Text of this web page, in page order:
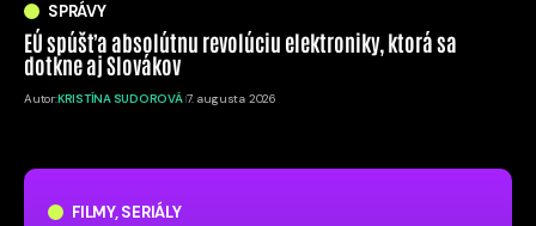
FILMY, SERIÁLY
SPRÁVY
EÚ spúšťa absolútnu revolúciu elektroniky, ktorá sa
dotkne aj Slovákov
Autor:KRISTÍNA SUDOROVÁ 7. augusta 2026